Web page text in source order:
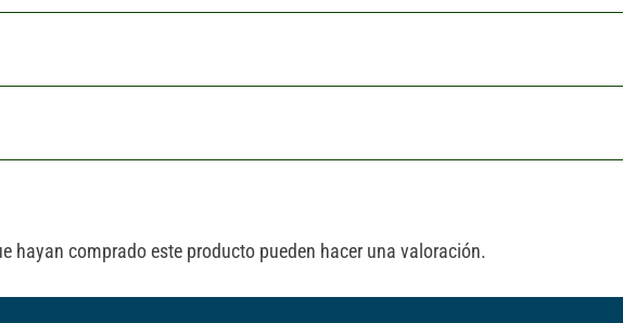
hayan comprado este producto pueden hacer una valoración.